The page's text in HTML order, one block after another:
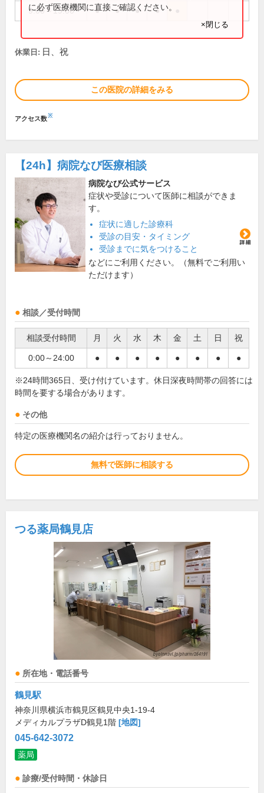
9:00～19:00 ● ● ● ●
に必ず医療機関に直接ご確認ください。
×閉じる
休業日: 日、祝
この医院の詳細をみる
アクセス数※
【24h】 病院なび医療相談
病院なび公式サービス
症状や受診について医師に相談ができま
す。
症状に適した診療科
受診の目安・タイミング
受診までに気をつけること
などにご利用ください。（無料でご利用い
ただけます）
相談／受付時間
相談受付時間 月 火 水 木 金 土 日 祝
0:00～24:00 ● ● ● ● ● ● ● ●
※24時間365日、受け付けています。休日深夜時間帯の回答には
時間を要する場合があります。
その他
特定の医療機関名の紹介は行っておりません。
無料で医師に相談する
つる薬局鶴見店
所在地・電話番号
鶴見駅
神奈川県横浜市鶴見区鶴見中央1-19-4
メディカルプラザD鶴見1階 [地図]
045-642-3072
薬局
診療/受付時間・休診日